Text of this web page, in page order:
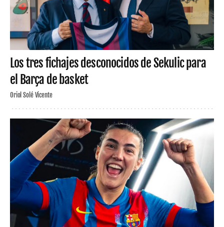
Los tres fichajes desconocidos de Sekulic para
el Barça de basket
Oriol Solé Vicente